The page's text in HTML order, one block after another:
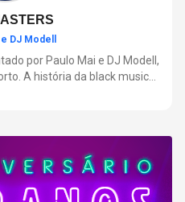
DJ Modell
por Paulo Mai e DJ Modell,
A história da black music